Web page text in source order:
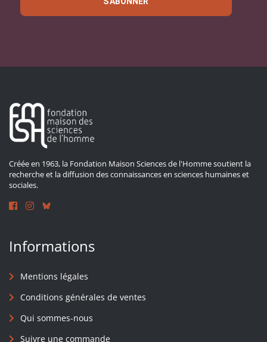
Créée en 1963, la Fondation Maison Sciences de l'Homme soutient la
recherche et la diffusion des connaissances en sciences humaines et
sociales.
Informations
Mentions légales
Conditions générales de ventes
Qui sommes-nous
Suivre une commande